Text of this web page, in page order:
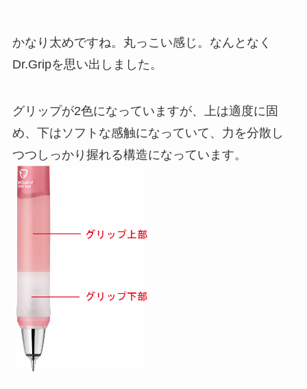
かなり太めですね。丸っこい感じ。なんとなく
Dr.Gripを思い出しました。
グリップが2色になっていますが、上は適度に固
め、下はソフトな感触になっていて、力を分散し
つつしっかり握れる構造になっています。